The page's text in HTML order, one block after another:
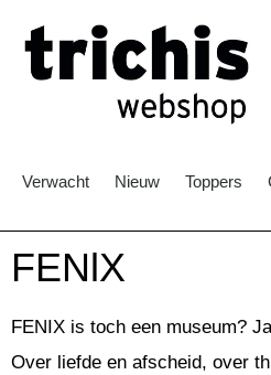
Verwacht Nieuw Toppers
FENlX
FENIX is toch een museum?
Over liefde en afscheid, over